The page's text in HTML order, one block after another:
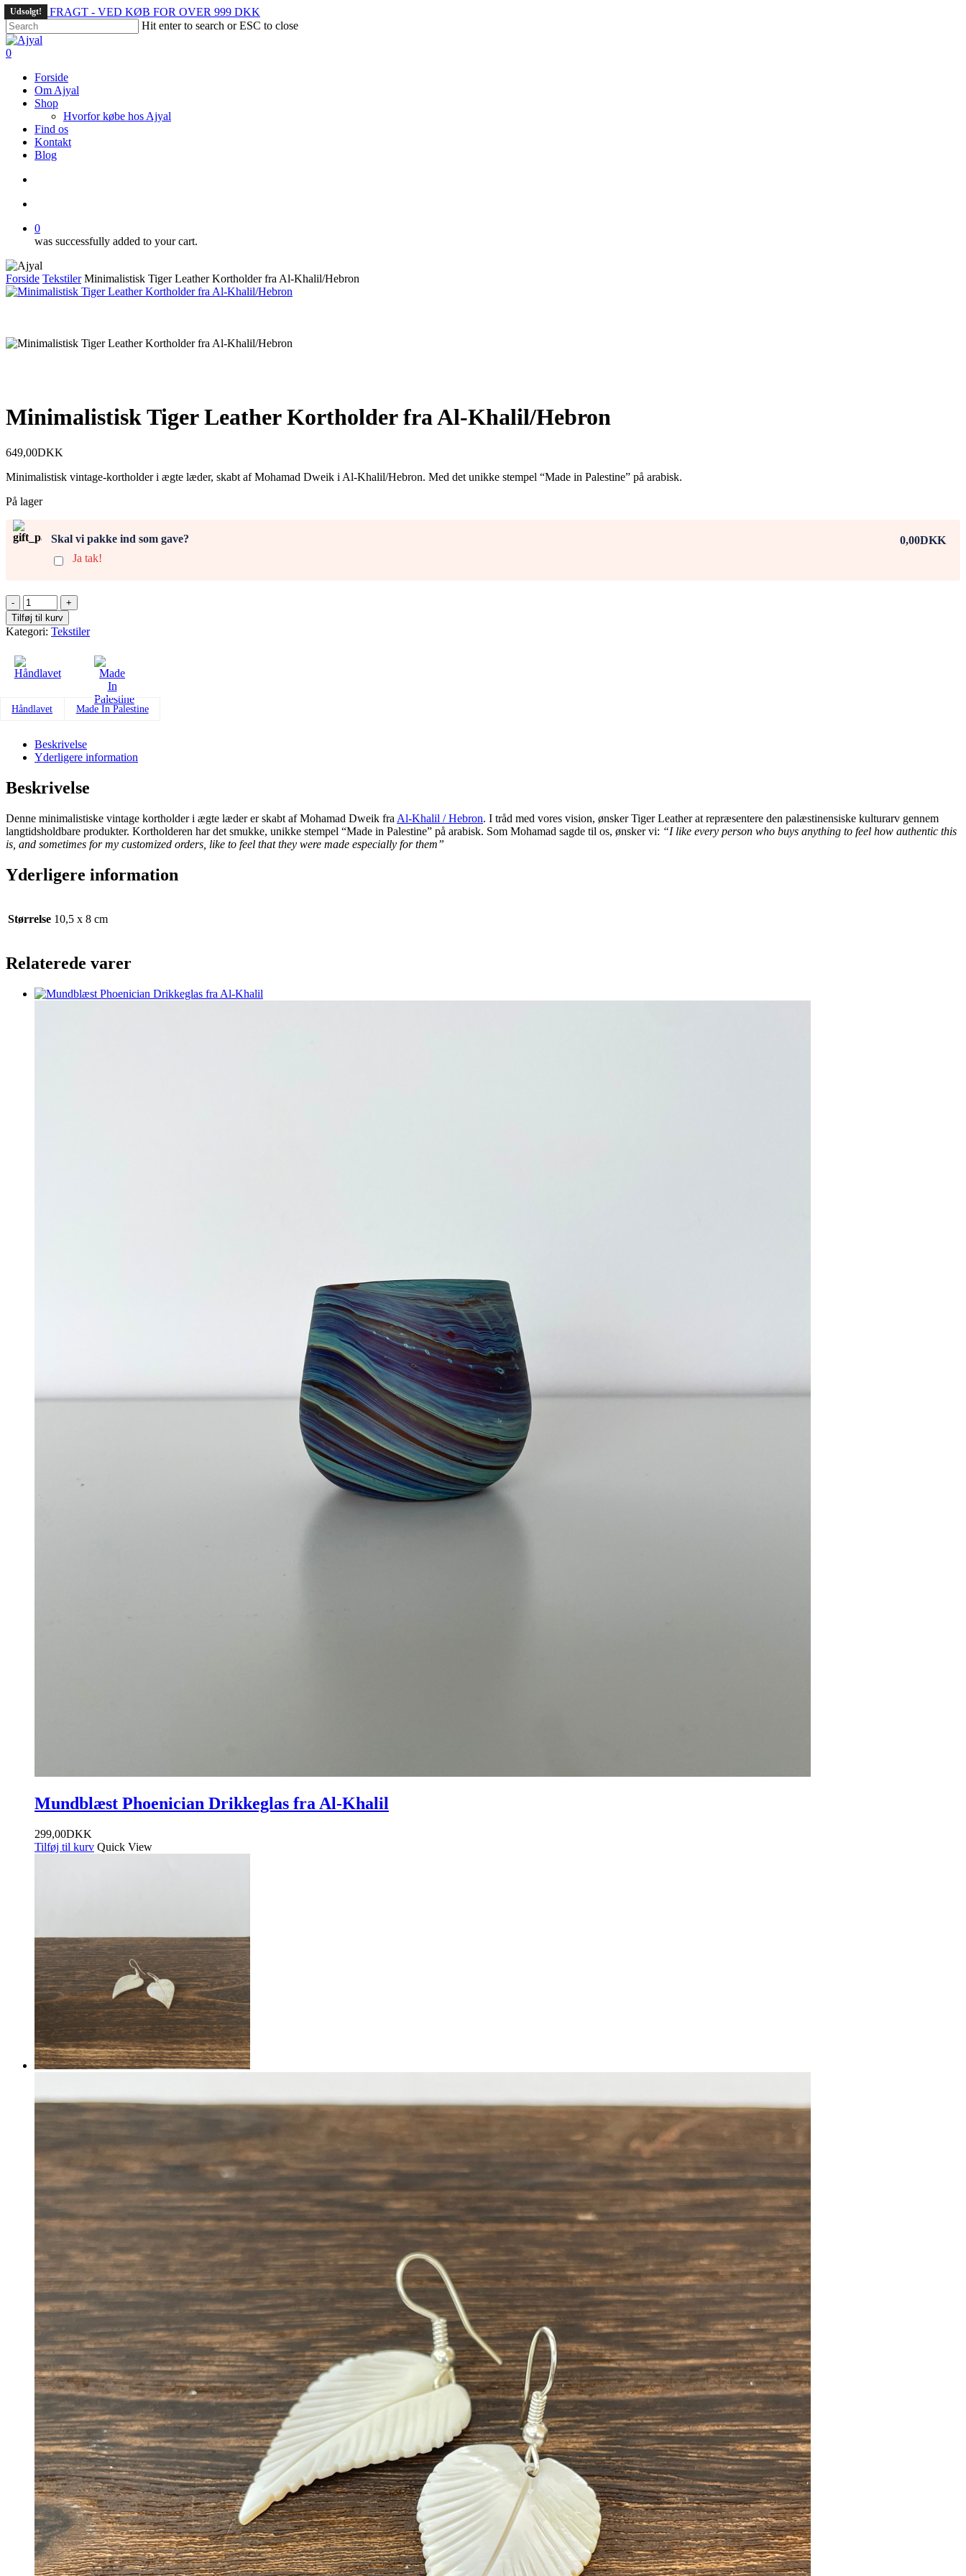
Skip
to
main
content
GRATIS FRAGT - VED KØB FOR OVER 999 DKK
Hit enter to search or ESC to close
Close
Search
search
account
0
Forside
Om Ajyal
Shop
Hvorfor købe hos Ajyal
Find os
Kontakt
Blog
0
was successfully added to your cart.
Forside Tekstiler Minimalistisk Tiger Leather Kortholder fra Al-Khalil/Hebron
Minimalistisk Tiger Leather Kortholder fra Al-Khalil/Hebron
649,00DKK
Minimalistisk vintage-kortholder i ægte læder, skabt af Mohamad Dweik i Al-Khalil/Hebron. Med det unikke stempel “Made in Palestine” på arabisk.
På lager
Skal vi pakke ind som gave?
Ja tak!
0,00DKK
Minimalistisk
Tiger
Leather
Kortholder
Al-
Khalil/Hebron
Tilføj til kurv
Kategori: Tekstiler
Håndlavet Made In Palestine
Beskrivelse
Yderligere information
Beskrivelse
Denne minimalistiske vintage kortholder i ægte læder er skabt af Mohamad Dweik fra Al-Khalil / Hebron. I tråd med vores vision, ønsker Tiger Leather at repræsentere den palæstinensiske kulturarv gennem
langtidsholdbare produkter. Kortholderen har det smukke, unikke stempel “Made in Palestine” på arabisk. Som Mohamad sagde til os, ønsker vi: “I like every person who buys anything to feel how authentic this
is, and sometimes for my customized orders, like to feel that they were made especially for them”
Yderligere information
Størrelse 10,5 x 8 cm
Relaterede varer
Mundblæst Phoenician Drikkeglas fra Al-Khalil
299,00DKK
Tilføj til kurv Quick View
Udsolgt!